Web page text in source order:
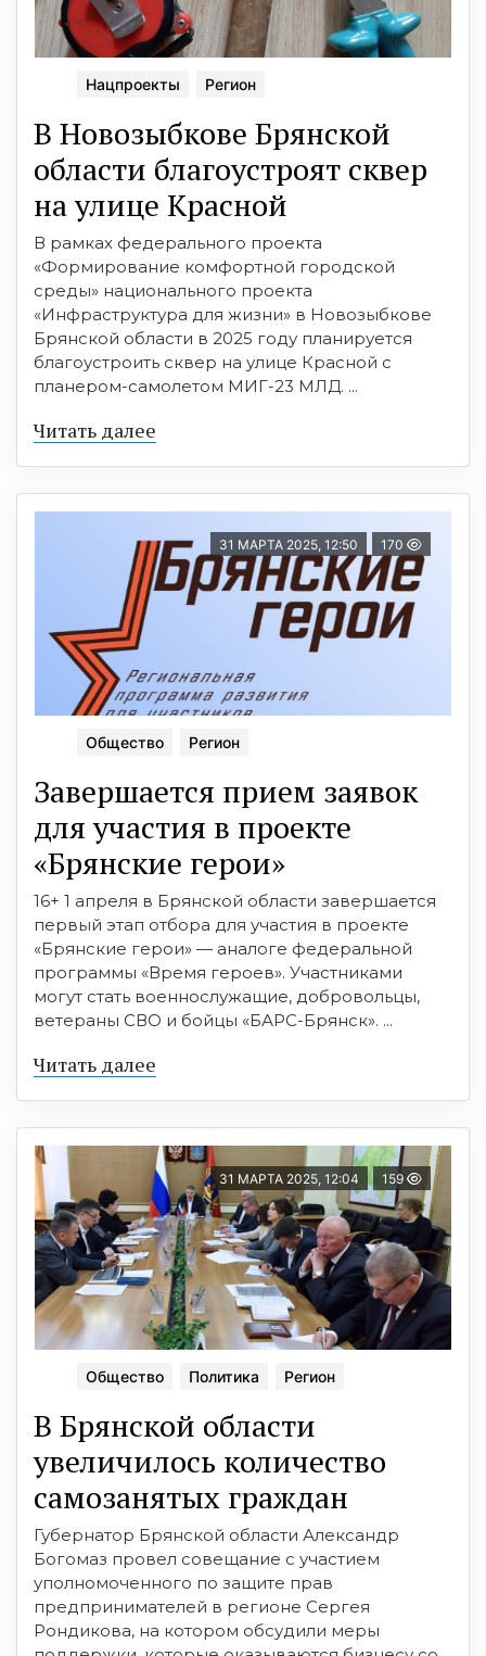
Нацпроекты Регион
В Новозыбкове Брянской
области благоустроят сквер
на улице Красной
В рамках федерального проекта
«Формирование комфортной городской
среды» национального проекта
«Инфраструктура для жизни» в Новозыбкове
Брянской области в 2025 году планируется
благоустроить сквер на улице Красной с
планером-самолетом МИГ-23 МЛД. ...
Читать далее
31 МАРТА 2025, 12:50 170
Общество Регион
Завершается прием заявок
для участия в проекте
«Брянские герои»
16+ 1 апреля в Брянской области завершается
первый этап отбора для участия в проекте
«Брянские герои» — аналоге федеральной
программы «Время героев». Участниками
могут стать военнослужащие, добровольцы,
ветераны СВО и бойцы «БАРС-Брянск». ...
Читать далее
31 МАРТА 2025, 12:04 159
Общество Политика Регион
В Брянской области
увеличилось количество
самозанятых граждан
Губернатор Брянской области Александр
Богомаз провел совещание с участием
уполномоченного по защите прав
предпринимателей в регионе Сергея
Рондикова, на котором обсудили меры